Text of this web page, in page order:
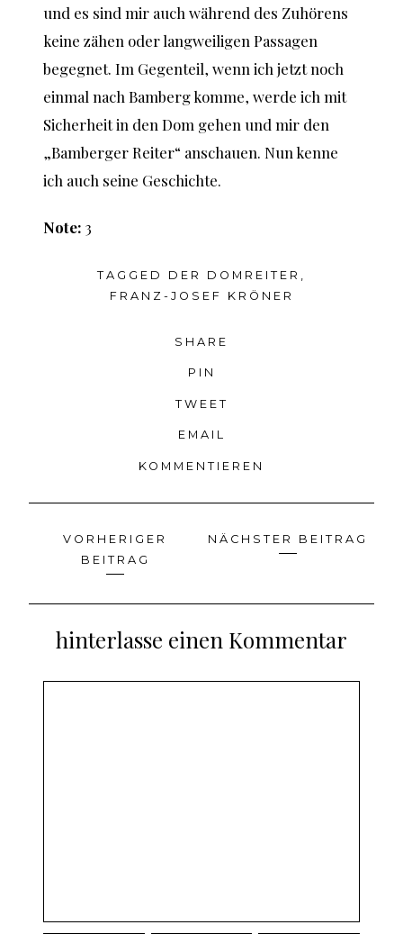
und es sind mir auch während des Zuhörens
keine zähen oder langweiligen Passagen
begegnet. Im Gegenteil, wenn ich jetzt noch
einmal nach Bamberg komme, werde ich mit
Sicherheit in den Dom gehen und mir den
„Bamberger Reiter“ anschauen. Nun kenne
ich auch seine Geschichte.
Note: 3
TAGGED DER DOMREITER ,
FRANZ-JOSEF KRÖNER
SHARE
PIN
TWEET
EMAIL
KOMMENTIEREN
Beitragsnavigation
VORHERIGER
BEITRAG
NÄCHSTER BEITRAG
hinterlasse einen Kommentar